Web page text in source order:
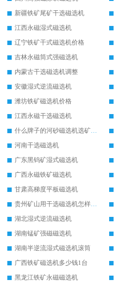
新疆铁矿尾矿干选磁选机
江西永磁湿式磁选机
辽宁铁矿干式磁选机价格
吉林永磁筒式强磁选机
内蒙古干选磁选机调整
安徽湿式逆流磁选机
潍坊铁矿磁选机价格
江西永磁干选磁选机
什么牌子的河砂磁选机选矿效果好
河南干选磁选机
广东黑钨矿湿式磁选机
广西永磁铁矿磁选机
甘肃高梯度平板磁选机
贵州矿山用干选磁选机怎样调磁
湖北湿式逆流磁选机
湖南锰矿强磁磁选机
湖南半逆流湿式磁选机滚筒
广西铁矿磁选机多少钱1台
黑龙江铁矿永磁磁选机